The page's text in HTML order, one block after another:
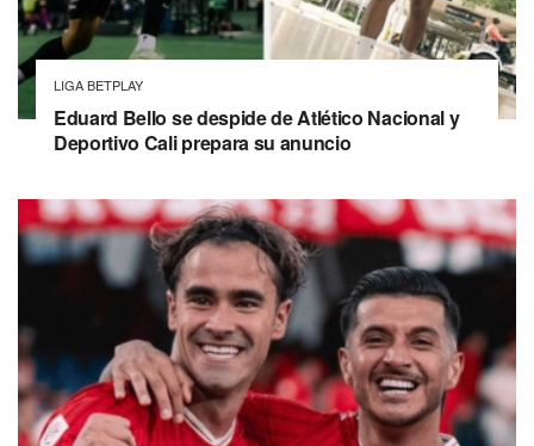
LIGA BETPLAY
Eduard Bello se despide de Atlético Nacional y
Deportivo Cali prepara su anuncio